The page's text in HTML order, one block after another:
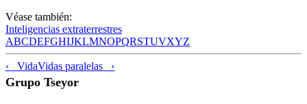
Véase también:
Inteligencias extraterrestres
ABCDEFGHIJKLMNOPQRSTUVXYZ
‹ VidaVidas paralelas ›
Grupo Tseyor